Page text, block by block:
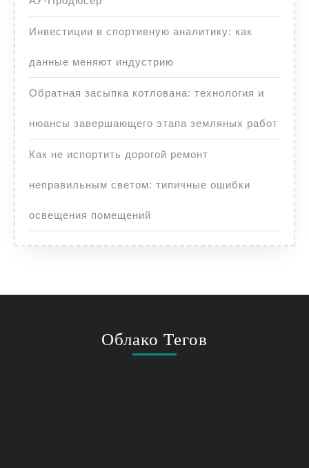
Инвестиции в спортивную аналитику: как
данные меняют индустрию
Обратная засыпка котлована: технология и
нюансы завершающего этапа земляных работ
Как не испортить дорогой ремонт
неправильным светом: типичные ошибки
освещения помещений
Облако Тегов